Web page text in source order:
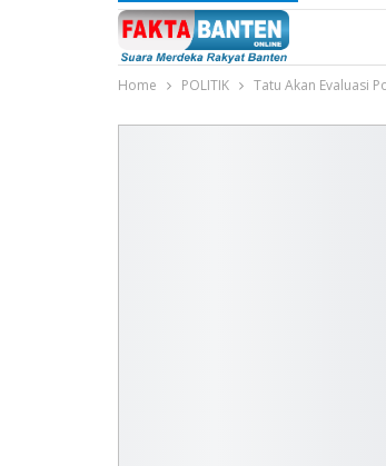
Home POLITIK Tatu Akan Evaluasi